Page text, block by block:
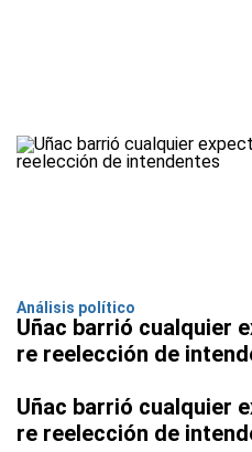
Análisis político
Uñac barrió cualquier
re reelección de
Uñac barrió cualquier
re reelección de